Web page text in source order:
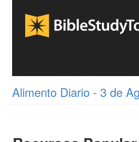
Alimento Diario - 3 de